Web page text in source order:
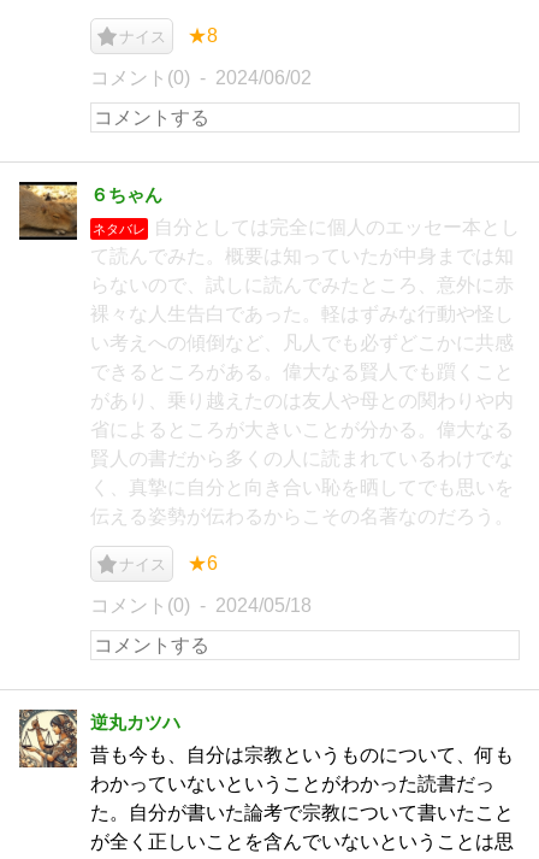
ナイス ★8
コメント(0) 2024/06/02
６ちゃん
ネタバレ
自分としては完全に個人のエッセー本とし
て読んでみた。概要は知っていたが中身までは知
らないので、試しに読んでみたところ、意外に赤
裸々な人生告白であった。軽はずみな行動や怪し
い考えへの傾倒など、凡人でも必ずどこかに共感
できるところがある。偉大なる賢人でも躓くこと
があり、乗り越えたのは友人や母との関わりや内
省によるところが大きいことが分かる。偉大なる
賢人の書だから多くの人に読まれているわけでな
く、真摯に自分と向き合い恥を晒してでも思いを
伝える姿勢が伝わるからこその名著なのだろう。
ナイス ★6
コメント(0) 2024/05/18
逆丸カツハ
昔も今も、自分は宗教というものについて、何も
わかっていないということがわかった読書だっ
た。自分が書いた論考で宗教について書いたこと
が全く正しいことを含んでいないということは思